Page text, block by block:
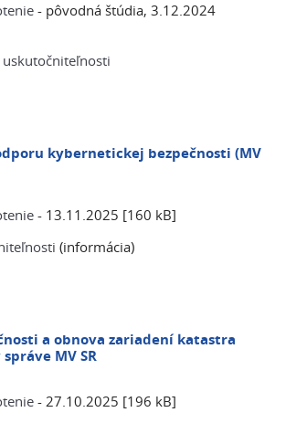
- pôvodná štúdia, 3.12.2024
uskutočniteľnosti
kybernetickej bezpečnosti (MV
- 13.11.2025 [160 kB]
(informácia)
a obnova zariadení katastra
MV SR
- 27.10.2025 [196 kB]